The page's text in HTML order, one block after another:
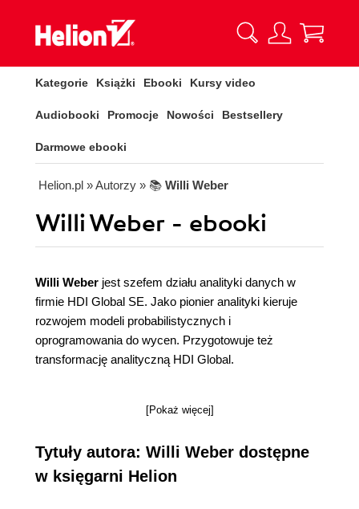
Kategorie Książki Ebooki Kursy video
Audiobooki Promocje Nowości Bestsellery
Darmowe ebooki
Helion.pl » Autorzy » 📚 Willi Weber
Willi Weber - ebooki
Willi Weber jest szefem działu analityki danych w
firmie HDI Global SE. Jako pionier analityki kieruje
rozwojem modeli probabilistycznych i
oprogramowania do wycen. Przygotowuje też
transformację analityczną HDI Global.
[Pokaż więcej]
Tytuły autora: Willi Weber dostępne
w księgarni Helion